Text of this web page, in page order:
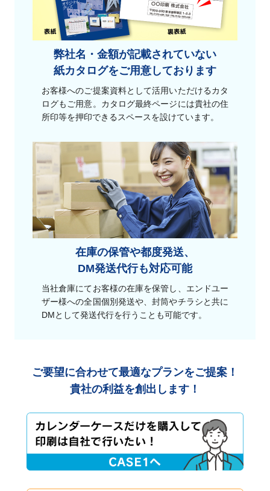
弊社名・金額が記載されていない
紙カタログをご用意しております
お客様へのご提案資料として活用いただけるカタ
ログもご用意。カタログ最終ページには貴社の住
所印等を押印できるスペースを設けています。
在庫の保管や都度発送、
DM発送代行も対応可能
当社倉庫にてお客様の在庫を保管し、エンドユー
ザー様への全国個別発送や、封筒やチラシと共に
DMとして発送代行を行うことも可能です。
ご要望に合わせて最適なプランをご提案！
貴社の利益を創出します！